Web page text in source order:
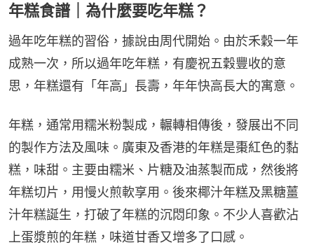
年糕食譜｜為什麼要吃年糕？
過年吃年糕的習俗，據說由周代開始。由於禾穀一年
成熟一次，所以過年吃年糕，有慶祝五穀豐收的意
思，年糕還有「年高」長壽，年年快高長大的寓意。
年糕，通常用糯米粉製成，輾轉相傳後，發展出不同
的製作方法及風味。廣東及香港的年糕是棗紅色的黏
糕，味甜。主要由糯米、片糖及油蒸製而成，然後將
年糕切片，用慢火煎軟享用。後來椰汁年糕及黑糖薑
汁年糕誕生，打破了年糕的沉悶印象。不少人喜歡沾
上蛋漿煎的年糕，味道甘香又增多了口感。